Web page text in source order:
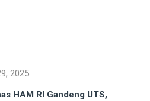
HAM RI Gandeng UTS,
2025